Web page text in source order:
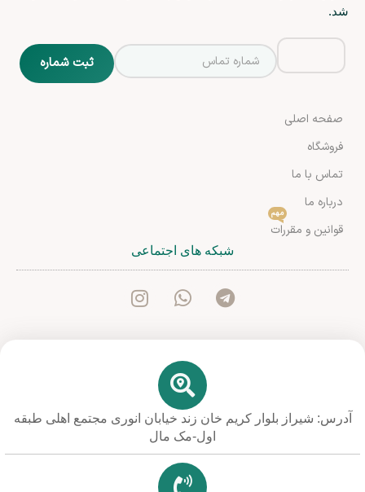
شد.
صفحه اصلی
فروشگاه
تماس با ما
درباره ما
قوانین و مقررات
مهم
شبکه های اجتماعی
آدرس: شیراز بلوار کریم خان زند خیابان انوری مجتمع اهلی طبقه
اول-مک مال